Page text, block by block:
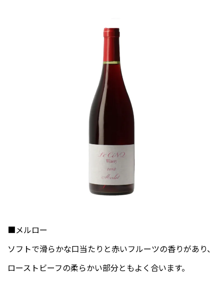
■メルロー
ソフトで滑らかな口当たりと赤いフルーツの香りがあり、
ローストビーフの柔らかい部分ともよく合います。